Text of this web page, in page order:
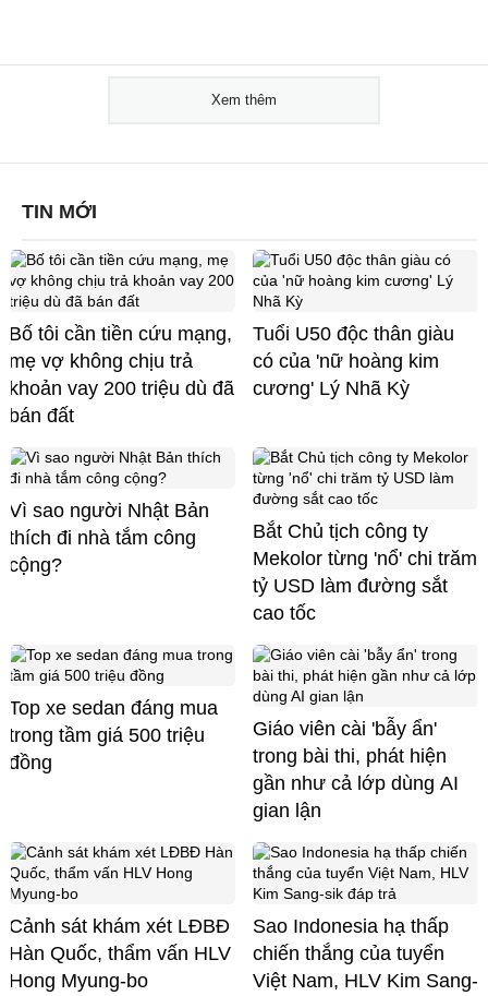
Xem thêm
TIN MỚI
Bố tôi cần tiền cứu mạng,
mẹ vợ không chịu trả
khoản vay 200 triệu dù đã
bán đất
Tuổi U50 độc thân giàu
có của 'nữ hoàng kim
cương' Lý Nhã Kỳ
Vì sao người Nhật Bản
thích đi nhà tắm công
cộng?
Bắt Chủ tịch công ty
Mekolor từng 'nổ' chi trăm
tỷ USD làm đường sắt
cao tốc
Top xe sedan đáng mua
trong tầm giá 500 triệu
đồng
Giáo viên cài 'bẫy ẩn'
trong bài thi, phát hiện
gần như cả lớp dùng AI
gian lận
Cảnh sát khám xét LĐBĐ
Hàn Quốc, thẩm vấn HLV
Hong Myung-bo
Sao Indonesia hạ thấp
chiến thắng của tuyển
Việt Nam, HLV Kim Sang-